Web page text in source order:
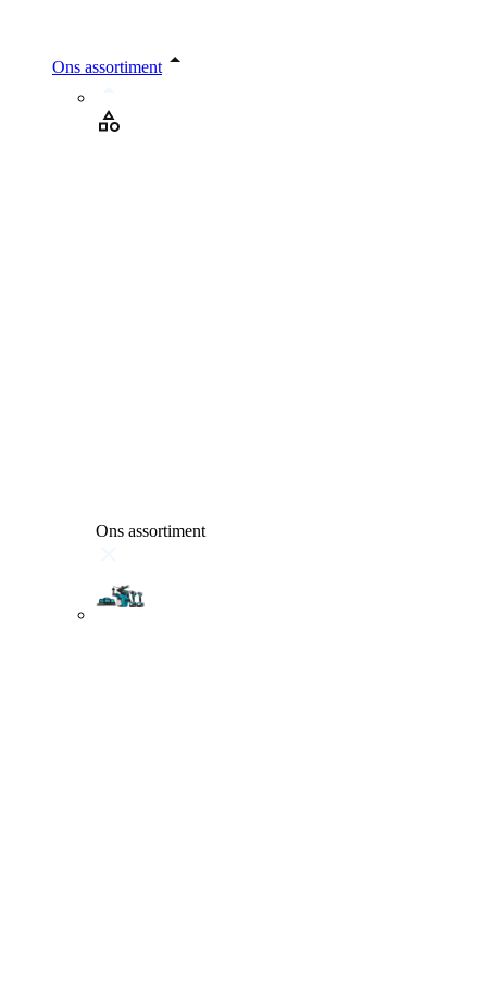
Ons assortiment
Ons assortiment